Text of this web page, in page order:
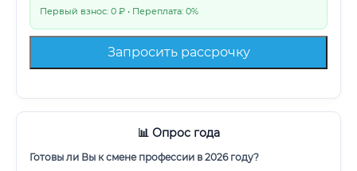
Первый взнос: 0 ₽ • Переплата: 0%
Запросить рассрочку
📊 Опрос года
Готовы ли Вы к смене профессии в 2026 году?